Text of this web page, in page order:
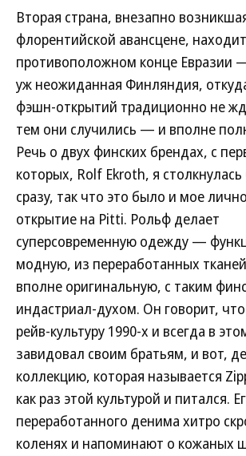
Вторая страна, внезапно
флорентийской авансцене,
противоположном конце Евразии
уж неожиданная Финляндия,
фэшн-открытий традиционно не
тем они случились — и вполне
Речь о двух финских брендах, с
которых, Rolf Ekroth, я столкнулась
сразу, так что это было и мое
открытие на Pitti. Рольф делает
суперсовременную одежду —
модную, из переработанных
вполне оригинальную, с таким
индастриал-духом. Он говорит,
рейв-культуру 1990-х и всегда в
завидовал своим братьям, и вот,
коллекцию, которая называется
как раз этой культурой и питался.
переработанного денима хитро
коленях и напоминают о кожаных